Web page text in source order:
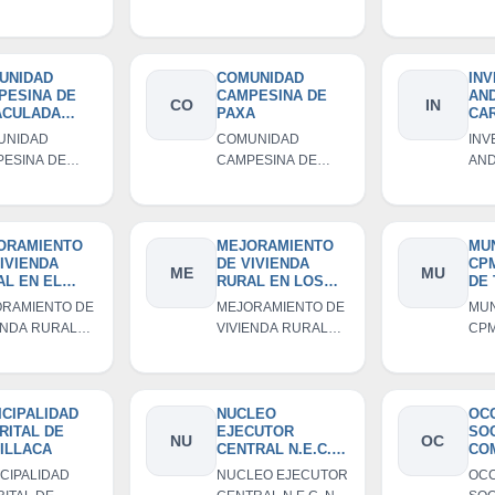
DE
DE
CO
COMUNIDAD
CAMPESINA DE
PAXA
COMUNIDAD
CAMPESINA DE
IN
EN EL
PUC
DE
RURAL
CAYRANI-
CENTROS
PUC
ME
MEJORAMIENTO
DE VIVIENDA
RURAL EN LOS
CENTROS
POBLADOS
CENTRAL
MEJORAMIENTO DE
VIVIENDA RURAL
POBLADOS
YANARICO
MU
DE
DE
NU
NUCLEO
EJECUTOR
CENTRAL N.E.C.
N° 10-2019-
PUN/VMVU/PNVR
NUCLEO EJECUTOR
OC
D